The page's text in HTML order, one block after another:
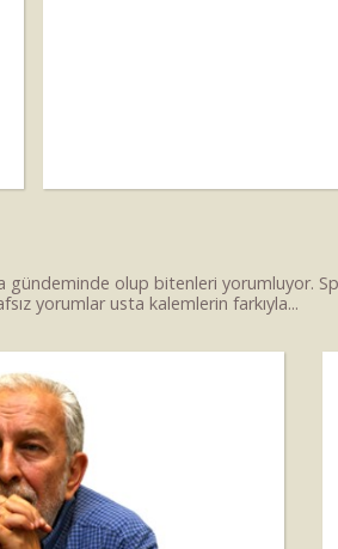
gündeminde olup bitenleri yorumluyor.
yorumlar usta kalemlerin farkıyla...